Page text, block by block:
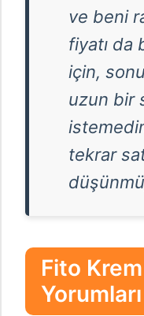
ve beni
fiyatı da
için,
uzun bir
tekrar
Fito Krem